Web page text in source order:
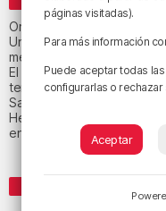
Orio calma la tormenta
Un total de 124 centros de
mejoras con una inversión
El tiempo este viernes en
temperaturas máximas
San Juan de Gaztelugatxe
Heridas dos personas en
en Muskiz
páginas visitadas).
Para más información
Puede aceptar todas
configurarlas o
Aceptar